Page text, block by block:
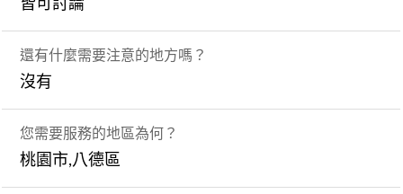
皆可討論
還有什麼需要注意的地方嗎？
沒有
您需要服務的地區為何？
桃園市,八德區